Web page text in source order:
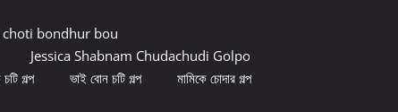
choti bondhur bou
Jessica Shabnam Chudachudi Golpo
চটি গল্প ভাই বোন চটি গল্প
মামিকে চোদার গল্প